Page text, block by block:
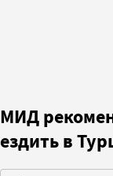
МИД
ездить в